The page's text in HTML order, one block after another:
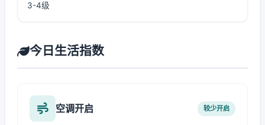
3-4级
今日生活指数
空调开启 较少开启